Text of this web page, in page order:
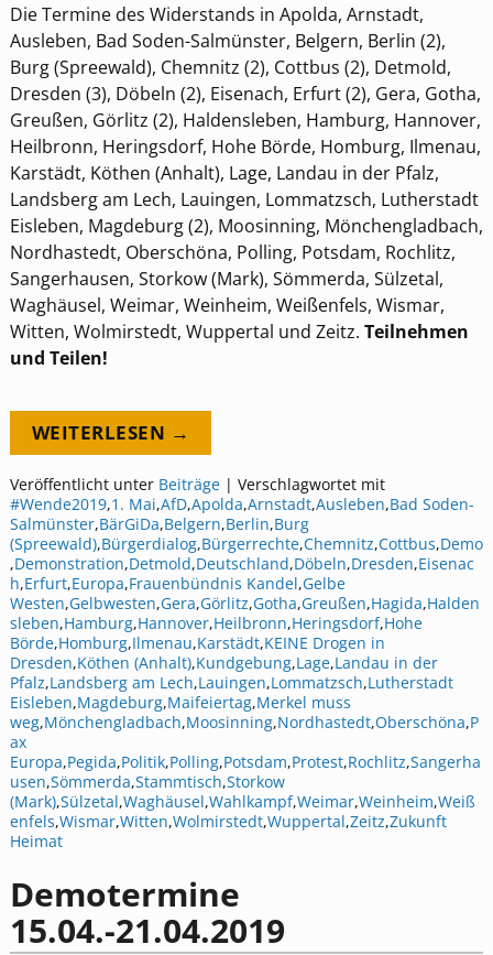
Die Termine des Widerstands in Apolda, Arnstadt,
Ausleben, Bad Soden-Salmünster, Belgern, Berlin (2),
Burg (Spreewald), Chemnitz (2), Cottbus (2), Detmold,
Dresden (3), Döbeln (2), Eisenach, Erfurt (2), Gera, Gotha,
Greußen, Görlitz (2), Haldensleben, Hamburg, Hannover,
Heilbronn, Heringsdorf, Hohe Börde, Homburg, Ilmenau,
Karstädt, Köthen (Anhalt), Lage, Landau in der Pfalz,
Landsberg am Lech, Lauingen, Lommatzsch, Lutherstadt
Eisleben, Magdeburg (2), Moosinning, Mönchengladbach,
Nordhastedt, Oberschöna, Polling, Potsdam, Rochlitz,
Sangerhausen, Storkow (Mark), Sömmerda, Sülzetal,
Waghäusel, Weimar, Weinheim, Weißenfels, Wismar,
Witten, Wolmirstedt, Wuppertal und Zeitz. Teilnehmen
und Teilen!
WEITERLESEN →
Veröffentlicht unter Beiträge| Verschlagwortet mit
#Wende2019,1. Mai,AfD,Apolda,Arnstadt,Ausleben,Bad Soden-
Salmünster,BärGiDa,Belgern,Berlin,Burg
(Spreewald),Bürgerdialog,Bürgerrechte,Chemnitz,Cottbus,Demo
,Demonstration,Detmold,Deutschland,Döbeln,Dresden,Eisenac
h,Erfurt,Europa,Frauenbündnis Kandel,Gelbe
Westen,Gelbwesten,Gera,Görlitz,Gotha,Greußen,Hagida,Halden
sleben,Hamburg,Hannover,Heilbronn,Heringsdorf,Hohe
Börde,Homburg,Ilmenau,Karstädt,KEINE Drogen in
Dresden,Köthen (Anhalt),Kundgebung,Lage,Landau in der
Pfalz,Landsberg am Lech,Lauingen,Lommatzsch,Lutherstadt
Eisleben,Magdeburg,Maifeiertag,Merkel muss
weg,Mönchengladbach,Moosinning,Nordhastedt,Oberschöna,P
ax
Europa,Pegida,Politik,Polling,Potsdam,Protest,Rochlitz,Sangerha
usen,Sömmerda,Stammtisch,Storkow
(Mark),Sülzetal,Waghäusel,Wahlkampf,Weimar,Weinheim,Weiß
enfels,Wismar,Witten,Wolmirstedt,Wuppertal,Zeitz,Zukunft
Heimat
Demotermine
15.04.-21.04.2019